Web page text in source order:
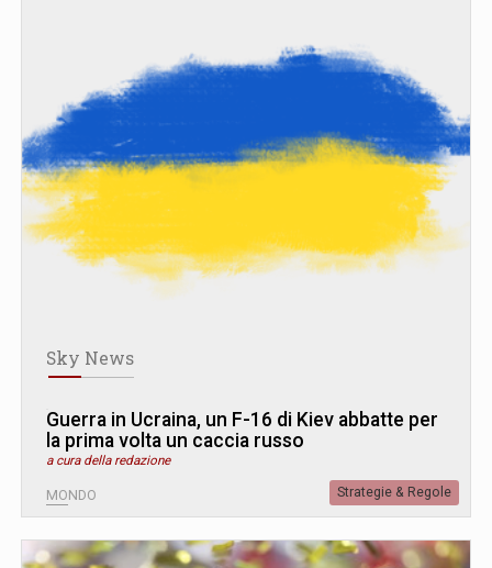
Sky News
Guerra in Ucraina, un F-16 di Kiev abbatte per
la prima volta un caccia russo
a cura della redazione
MONDO Strategie & Regole